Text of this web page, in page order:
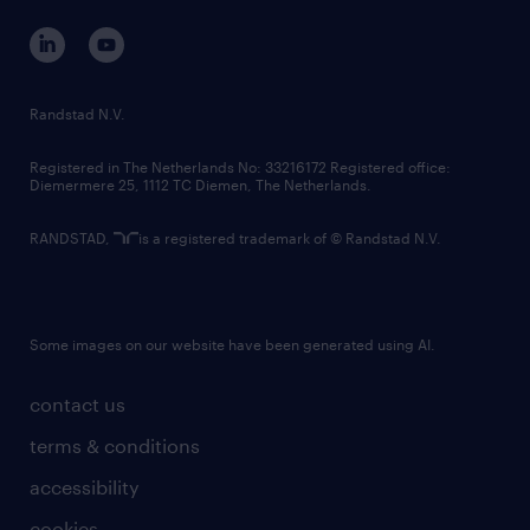
corporate governance
randstad innovation fund
country websites
contact us
terms & conditions
accessibility
Randstad N.V.
Registered in The Netherlands No: 33216172 Registered office:
Diemermere 25, 1112 TC Diemen, The Netherlands.
RANDSTAD, is a registered trademark of © Randstad N.V.
Some images on our website have been generated using AI.